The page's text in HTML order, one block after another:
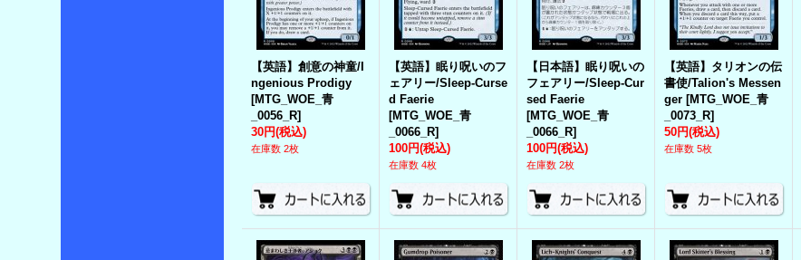
【英語】創意の神童/I
ngenious Prodigy
[MTG_WOE_青
_0056_R]
30円(税込)
在庫数 2枚
【英語】眠り呪いのフ
ェアリー/Sleep-Curse
d Faerie
[MTG_WOE_青
_0066_R]
100円(税込)
在庫数 4枚
【日本語】眠り呪いの
フェアリー/Sleep-Cur
sed Faerie
[MTG_WOE_青
_0066_R]
100円(税込)
在庫数 2枚
【英語】タリオンの伝
書使/Talion's Messen
ger [MTG_WOE_青
_0073_R]
50円(税込)
在庫数 5枚